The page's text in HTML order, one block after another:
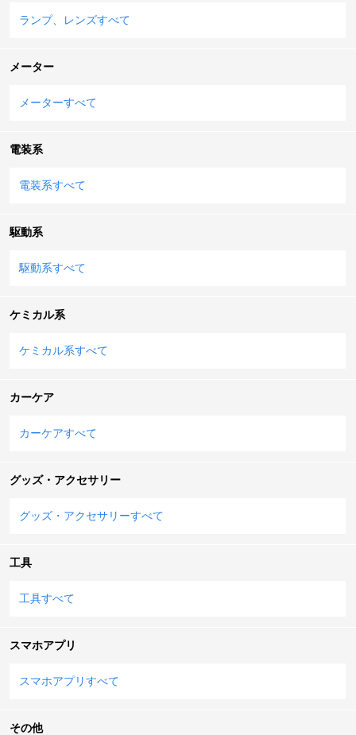
ランプ、レンズすべて
メーター
メーターすべて
電装系
電装系すべて
駆動系
駆動系すべて
ケミカル系
ケミカル系すべて
カーケア
カーケアすべて
グッズ・アクセサリー
グッズ・アクセサリーすべて
工具
工具すべて
スマホアプリ
スマホアプリすべて
その他